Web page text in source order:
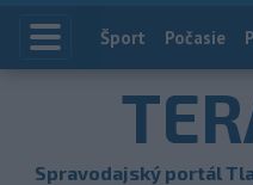
Index
Šport Počasie
Spravodajský portál